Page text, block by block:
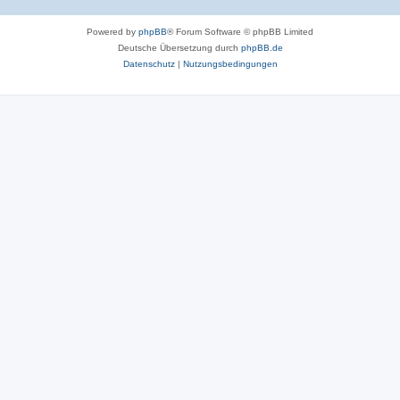
Powered by phpBB® Forum Software © phpBB Limited
Deutsche Übersetzung durch phpBB.de
Datenschutz| Nutzungsbedingungen